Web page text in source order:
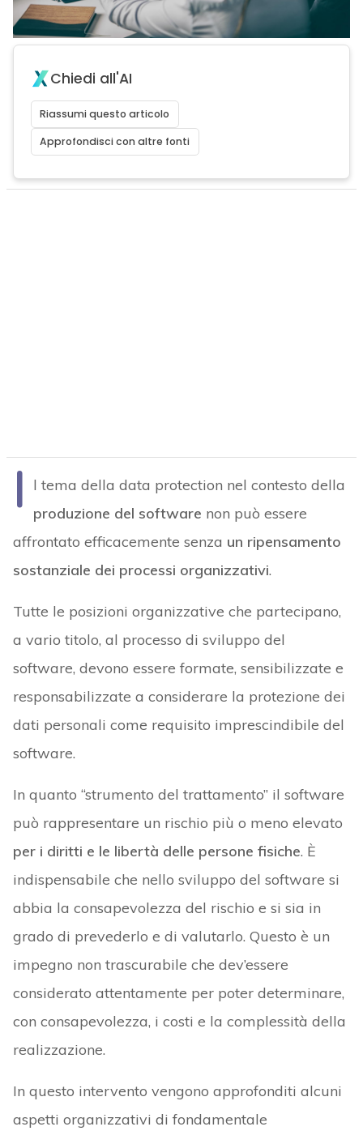
Chiedi all'AI
Riassumi questo articolo
Approfondisci con altre fonti
I
l tema della data protection nel contesto della
produzione del software non può essere
affrontato efficacemente senza un ripensamento
sostanziale dei processi organizzativi.
Tutte le posizioni organizzative che partecipano,
a vario titolo, al processo di sviluppo del
software, devono essere formate, sensibilizzate e
responsabilizzate a considerare la protezione dei
dati personali come requisito imprescindibile del
software.
In quanto “strumento del trattamento” il software
può rappresentare un rischio più o meno elevato
per i diritti e le libertà delle persone fisiche. È
indispensabile che nello sviluppo del software si
abbia la consapevolezza del rischio e si sia in
grado di prevederlo e di valutarlo. Questo è un
impegno non trascurabile che dev’essere
considerato attentamente per poter determinare,
con consapevolezza, i costi e la complessità della
realizzazione.
In questo intervento vengono approfonditi alcuni
aspetti organizzativi di fondamentale